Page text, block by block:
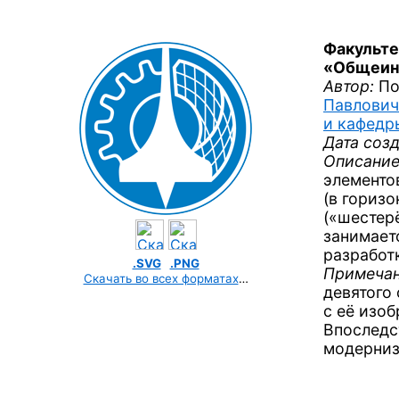
.SVG
.PNG
Скачать во всех форматах…
Автор:
и
Дата
(в
девятого
с её